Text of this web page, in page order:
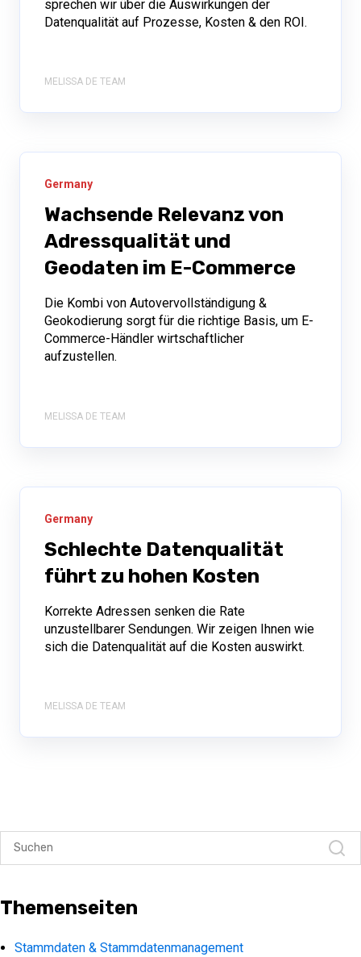
sprechen wir über die Auswirkungen der
Datenqualität auf Prozesse, Kosten & den ROI.
MELISSA DE TEAM
Germany
Wachsende Relevanz von
Adressqualität und
Geodaten im E-Commerce
Die Kombi von Autovervollständigung &
Geokodierung sorgt für die richtige Basis, um E-
Commerce-Händler wirtschaftlicher
aufzustellen.
MELISSA DE TEAM
Germany
Schlechte Datenqualität
führt zu hohen Kosten
Korrekte Adressen senken die Rate
unzustellbarer Sendungen. Wir zeigen Ihnen wie
sich die Datenqualität auf die Kosten auswirkt.
MELISSA DE TEAM
Themenseiten
Stammdaten & Stammdatenmanagement